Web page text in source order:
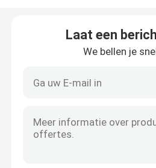
Poreuze renbaan
Laat een
We bellen je